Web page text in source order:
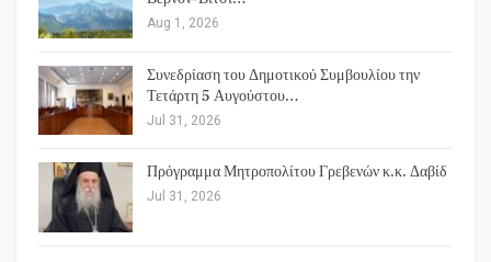
Aug 1, 2026
Συνεδρίαση του Δημοτικού Συμβουλίου την
Τετάρτη 5 Αυγούστου…
Jul 31, 2026
Πρόγραμμα Μητροπολίτου Γρεβενών κ.κ. Δαβίδ
Jul 31, 2026